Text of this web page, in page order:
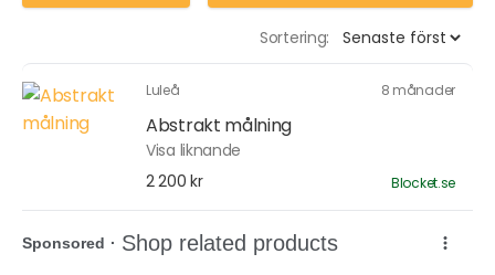
Sortering:
Luleå 8 månader
Abstrakt målning
Visa liknande
2 200 kr
Blocket.se